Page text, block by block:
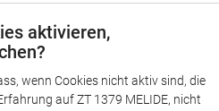
aktivieren,
wenn Cookies nicht aktiv sind, die
auf ZT 1379 MELIDE, nicht